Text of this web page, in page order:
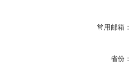
常用邮箱：
省份：